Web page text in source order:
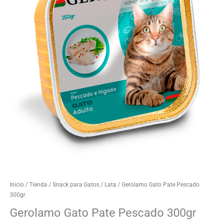
Inicio / Tienda / Snack para Gatos / Lata / Gerolamo Gato Pate Pescado
300gr
Gerolamo Gato Pate Pescado 300gr